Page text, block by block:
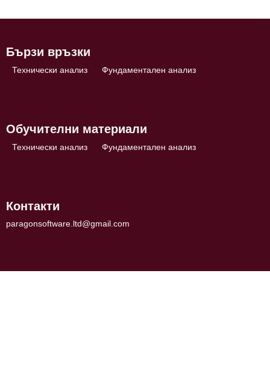
Бързи връзки
Технически анализ Фундаментален анализ
Обучителни материали
Технически анализ Фундаментален анализ
Контакти
paragonsoftware.ltd@gmail.com